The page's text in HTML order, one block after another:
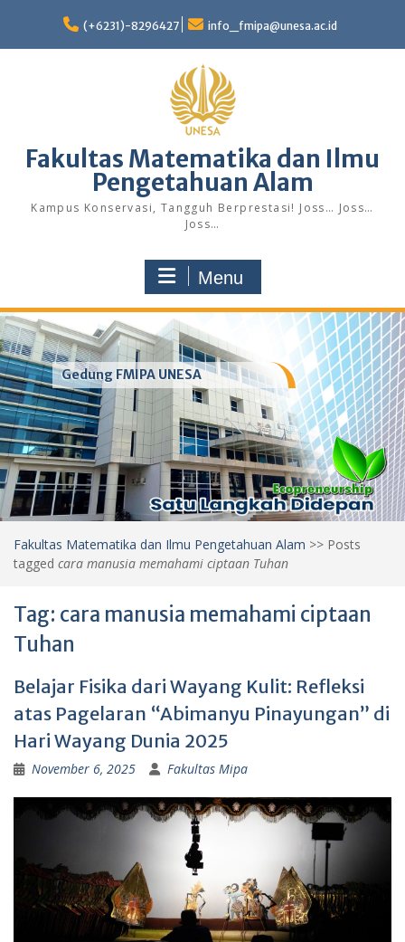
content
(+6231)-8296427 info_fmipa@unesa.ac.id
Fakultas Matematika dan Ilmu
Pengetahuan Alam
Kampus Konservasi, Tangguh Berprestasi! Joss… Joss…
Joss…
Menu
Gedung FMIPA UNESA
Fakultas Matematika dan Ilmu Pengetahuan Alam >> Posts
tagged cara manusia memahami ciptaan Tuhan
Tag: cara manusia memahami ciptaan
Tuhan
Belajar Fisika dari Wayang Kulit: Refleksi
atas Pagelaran “Abimanyu Pinayungan” di
Hari Wayang Dunia 2025
November 6, 2025 Fakultas Mipa